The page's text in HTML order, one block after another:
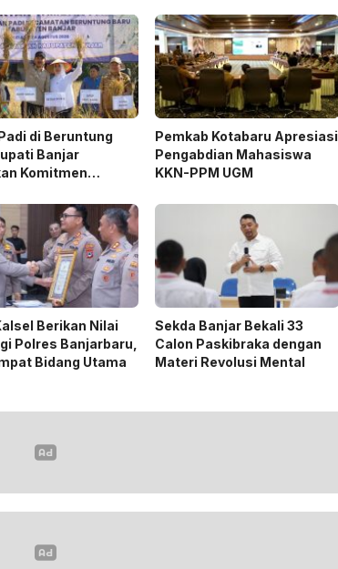
di Beruntung
Banjar
Komitmen
Pemkab Kotabaru Apresiasi
Pengabdian Mahasiswa
KKN-PPM UGM
Berikan Nilai
Polres Banjarbaru,
Bidang Utama
Sekda Banjar Bekali 33
Calon Paskibraka dengan
Materi Revolusi Mental